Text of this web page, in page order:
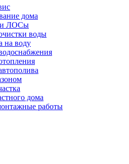
дома
и ЛОСы
воды
на воду
дома
работы